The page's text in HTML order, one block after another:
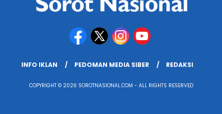
INFO IKLAN PEDOMAN MEDIA SIBER REDAKSI
COPYRIGHT © 2026 SOROTNASIONAL.COM - ALL RIGHTS RESERVED